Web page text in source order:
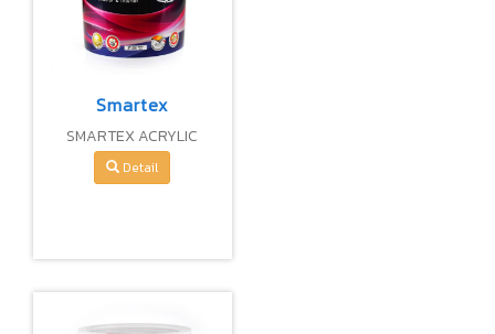
Smartex
SMARTEX ACRYLIC
EMULSION PAINT
Detail